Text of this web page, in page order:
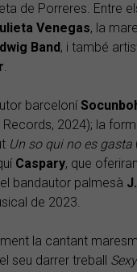
de Porreres. Entre
Venegas, la
Band, i també
barceloní
Records, 2024); la
Un so qui no es gasta
Caspary, que
bandautor palmesà
de 2023.
la cantant
seu darrer treball